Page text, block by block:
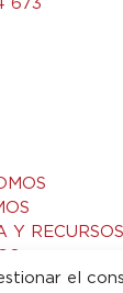
el
673
Y RECURSOS